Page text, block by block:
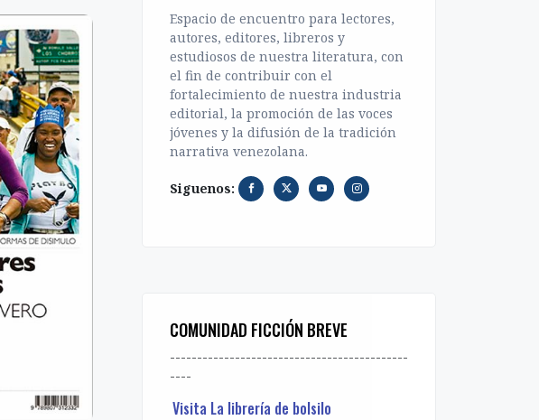
Espacio de encuentro para lectores,
autores, editores, libreros y
estudiosos de nuestra literatura, con
el fin de contribuir con el
fortalecimiento de nuestra industria
editorial, la promoción de las voces
jóvenes y la difusión de la tradición
narrativa venezolana.
Siguenos:
COMUNIDAD FICCIÓN BREVE
--------------------------------------------
----
Visita La librería de bolsilo